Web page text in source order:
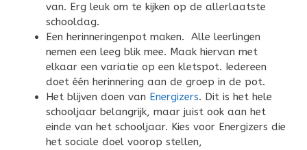
van. Erg leuk om te kijken op de allerlaatste
schooldag.
Een herinneringenpot maken. Alle leerlingen
nemen een leeg blik mee. Maak hiervan met
elkaar een variatie op een kletspot. Iedereen
doet één herinnering aan de groep in de pot.
Het blijven doen van Energizers. Dit is het hele
schooljaar belangrijk, maar juist ook aan het
einde van het schooljaar. Kies voor Energizers die
het sociale doel voorop stellen,